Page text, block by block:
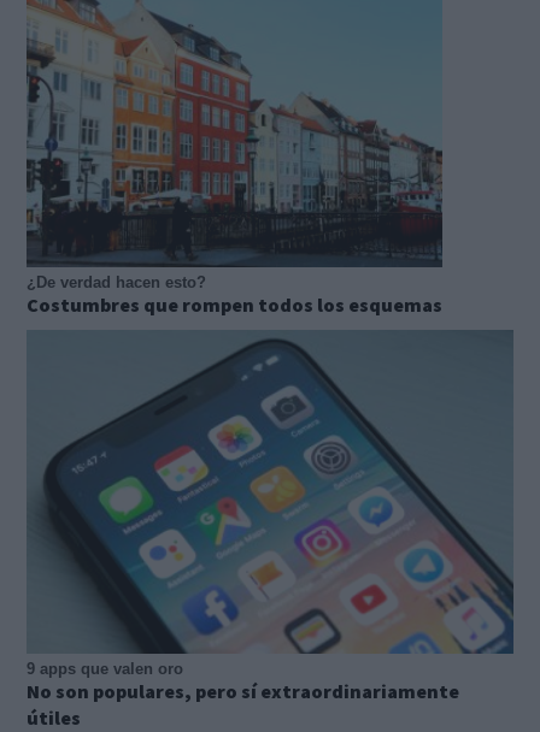
¿De verdad hacen esto?
Costumbres que rompen todos los esquemas
9 apps que valen oro
No son populares, pero sí extraordinariamente
útiles